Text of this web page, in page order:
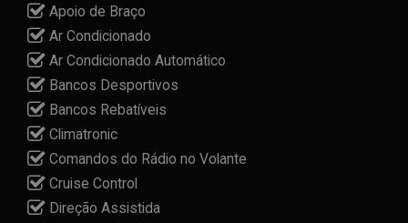
Apoio de Braço
Ar Condicionado
Ar Condicionado Automático
Bancos Desportivos
Bancos Rebatíveis
Climatronic
Comandos do Rádio no Volante
Cruise Control
Direção Assistida